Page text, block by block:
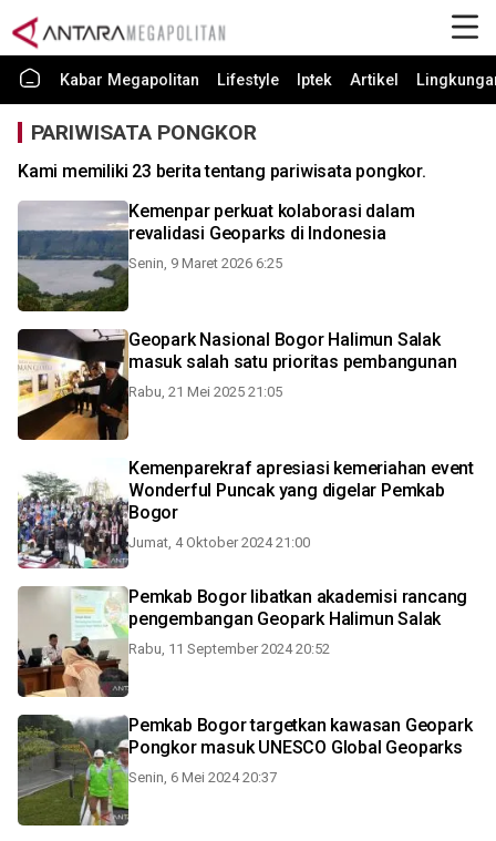
Kabar Megapolitan Lifestyle Iptek Artikel
PARIWISATA PONGKOR
Kami memiliki 23 berita tentang pariwisata pongkor.
Kemenpar perkuat kolaborasi dalam
revalidasi Geoparks di Indonesia
Senin, 9 Maret 2026 6:25
Geopark Nasional Bogor Halimun Salak
masuk salah satu prioritas pembangunan
Rabu, 21 Mei 2025 21:05
Kemenparekraf apresiasi kemeriahan event
Wonderful Puncak yang digelar Pemkab
Bogor
Jumat, 4 Oktober 2024 21:00
Pemkab Bogor libatkan akademisi rancang
pengembangan Geopark Halimun Salak
Rabu, 11 September 2024 20:52
Pemkab Bogor targetkan kawasan Geopark
Pongkor masuk UNESCO Global Geoparks
Senin, 6 Mei 2024 20:37